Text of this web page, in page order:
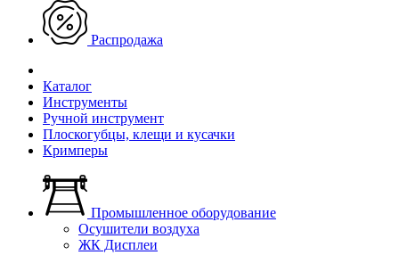
Распродажа
Каталог
Инструменты
Ручной инструмент
Плоскогубцы, клещи и кусачки
Кримперы
Промышленное оборудование
Осушители воздуха
ЖК Дисплеи